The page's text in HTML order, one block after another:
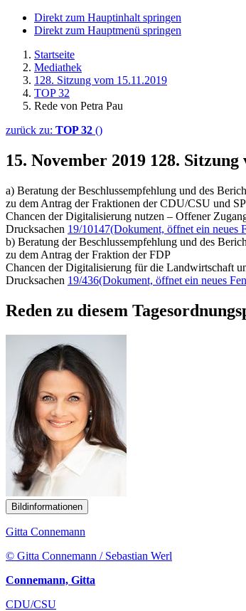
Direkt zum Hauptinhalt springen
Direkt zum Hauptmenü springen
Startseite
Mediathek
128. Sitzung vom 15.11.2019
TOP 32
Rede von Petra Pau
zurück zu: TOP 32 ()
15. November 2019 128. Sitzung
a) Beratung der Beschlussempfehlung und des
zu dem Antrag der Fraktionen der CDU/CSU und
Chancen der Digitalisierung nutzen – Offener
Drucksachen 19/10147(Dokument, öffnet ein neues
b) Beratung der Beschlussempfehlung und des
zu dem Antrag der Fraktion der FDP
Chancen der Digitalisierung für die Landwirtschaft
Drucksachen 19/436(Dokument, öffnet ein neues
Reden zu diesem
Bildinformationen
Gitta Connemann
© Gitta Connemann / Sebastian Werl
Connemann, Gitta
CDU/CSU